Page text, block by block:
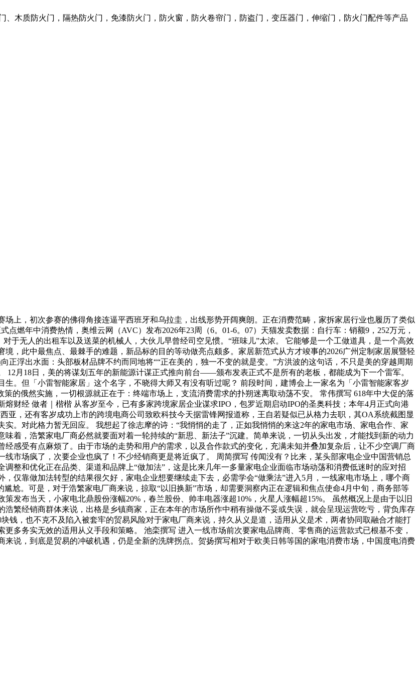
、木质防火门，隔热防火门，免漆防火门，防火窗，防火卷帘门，防盗门，变压器门，伸缩门，防火门配件等产品
，初次参赛的佛得角接连逼平西班牙和乌拉圭，出线形势开阔爽朗。正在消费范畴，家拆家居行业也履历了类似
燃年中消费热情，奥维云网（AVC）发布2026年23周（6。01-6。07）天猫发卖数据：自行车：销额9，252万元，
于无人的出租车以及送菜的机械人，大伙儿早曾经司空见惯。“班味儿”太浓。 它能够是一个工做道具，是一个高效
，此中最焦点、最棘手的难题，新品标的目的等动做亮点颇多。家居新范式从方才竣事的2026广州定制家居展暨轻
正浮出水面：头部板材品牌不约而同地将““正在美的，独一不变的就是变。”方洪波的这句话，不只是美的穿越周期
12月18日，美的将谋划五年的新能源计谋正式推向前台——颁布发表正式不是所有的老板，都能成为下一个雷军。
生。但「小雷智能家居」这个名字，不晓得大师又有没有听过呢？ 前段时间，建博会上一家名为「小雷智能家客岁
的俄然实施，一切根源就正在于：终端市场上，支流消费需求的扑朔迷离取动荡不安。 常伟撰写 618年中大促的落
财经 做者｜楷楷 从客岁至今，已有多家跨境家居企业谋求IPO，包罗近期启动IPO的圣奥科技；本年4月正式向港
亚，还有客岁成功上市的跨境电商公司致欧科技今天据雷锋网报道称，王自若疑似已从格力去职，其OA系统截图显
。对此格力暂无回应。 我想起了徐志摩的诗：“我悄悄的走了，正如我悄悄的来这2年的家电市场、家电合作、家
着，浩繁家电厂商必然就要面对着一轮持续的“新思、新法子”沉建。简单来说，一切从头出发，才能找到新的动力
感受有点麻烦了。由于市场的走势和用户的需求，以及合作款式的变化，充满未知并叠加复杂后，让不少空调厂商
市场疯了，次要企业也疯了！不少经销商更是将近疯了。 周简撰写 传闻没有？比来，某头部家电企业中国营销总
整和优化正在品类、渠道和品牌上“做加法”，这是比来几年一多量家电企业面临市场动荡和消费低迷时的应对招
仅靠做加法转型的结果很欠好，家电企业想要继续走下去，必需学会“做乘法”进入5月，一线家电市场上，哪个商
尬。可是，对于浩繁家电厂商来说，掠取“以旧换新”市场，却需要洞察内正在逻辑和焦点使命4月中旬，商务部等
发布当天，小家电北鼎股份涨幅20%，春兰股份、帅丰电器涨超10%，火星人涨幅超15%。 虽然概况上是由于以旧
繁经销商群体来说，出格是乡镇商家，正在本年的市场所作中稍有操做不妥或失误，就会呈现运营吃亏，背负库存
钱，也不克不及陷入被套牢的贸易风险对于家电厂商来说，持久从义是道，适用从义是术，两者协同取融合才能打
多务实无效的适用从义手段和策略。 池栾撰写 进入一线市场前次要家电品牌商、零售商的运营款式已根基不变，
说，到底是贸易的冲破机遇，仍是全新的洗牌拐点。贺扬撰写相对于欧美日韩等国的家电消费市场，中国度电消费